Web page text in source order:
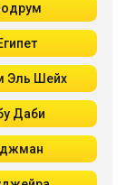
Эль Шейх
Даби